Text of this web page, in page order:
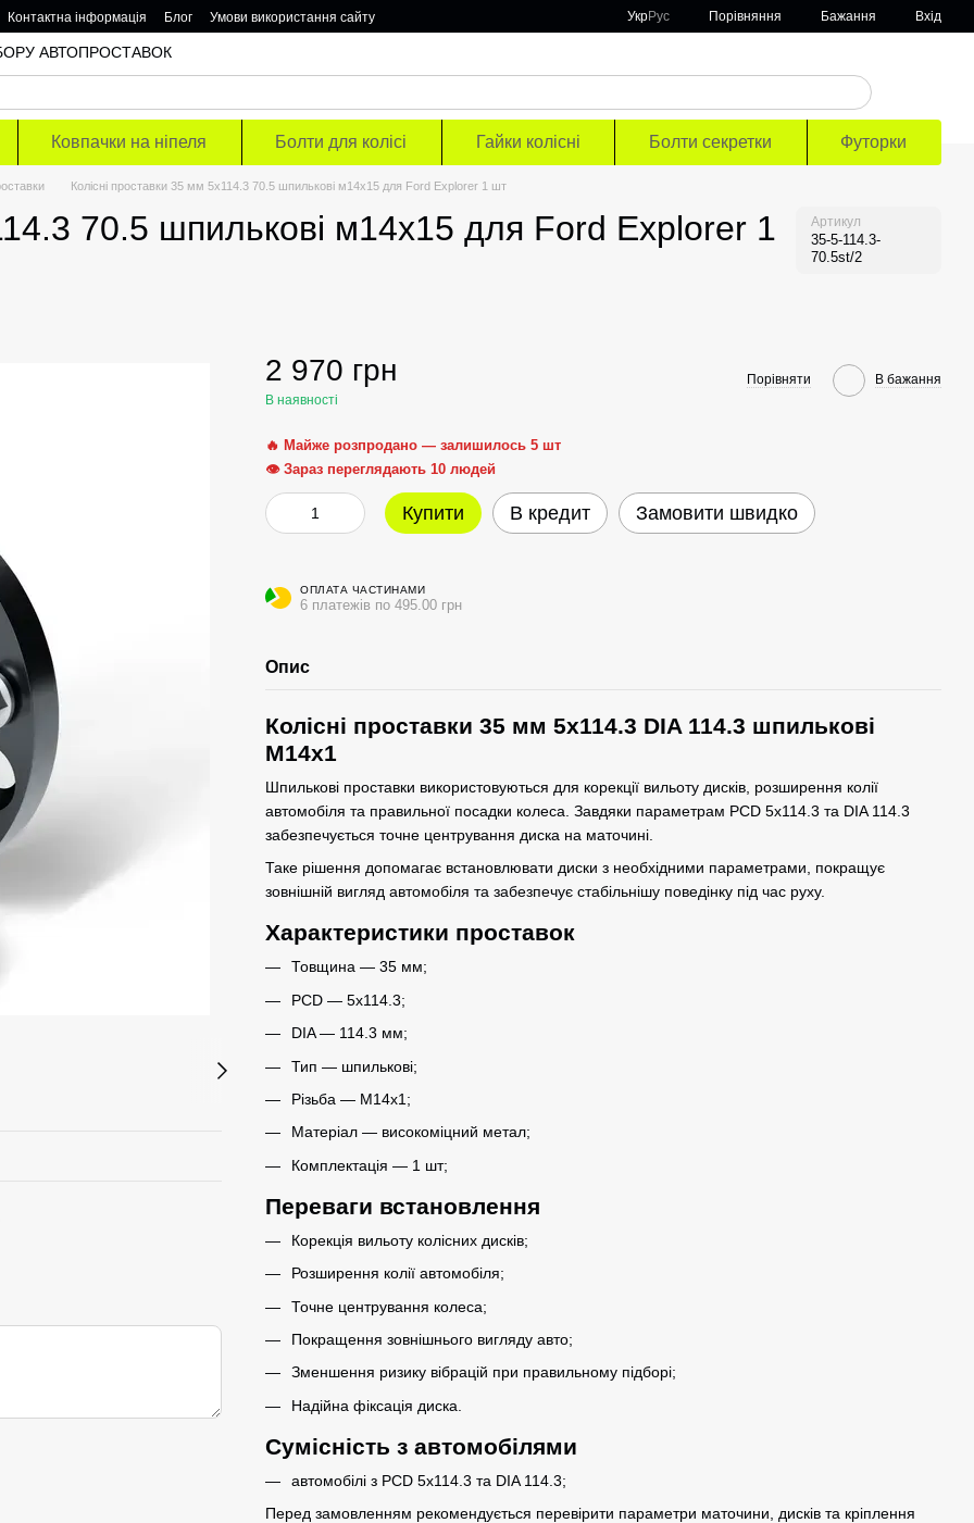
Контактна інформація Блог
Умови використання сайту
УкрРус Порівняння Бажання Вхід
АВТОПРОСТАВОК
Ковпачки на ніпеля Болти для колісі Гайки колісні Болти секретки Футорки
Колісні проставки 35 мм 5х114.3 70.5 шпилькові м14х15 для Ford Explorer 1 шт
70.5 шпилькові м14х15 для Ford Explorer 1
Артикул
35-5-114.3-
70.5st/2
2 970 грн
В наявності
Порівняти В бажання
🔥 Майже розпродано — залишилось 5 шт
👁 Зараз переглядають 10 людей
Купити В кредит Замовити швидко
ОПЛАТА ЧАСТИНАМИ
6 платежів по 495.00 грн
Опис
Колісні проставки 35 мм 5x114.3 DIA 114.3 шпилькові
M14x1
Шпилькові проставки використовуються для корекції вильоту дисків, розширення колії
автомобіля та правильної посадки колеса. Завдяки параметрам PCD 5x114.3 та DIA 114.3
забезпечується точне центрування диска на маточині.
Таке рішення допомагає встановлювати диски з необхідними параметрами, покращує
зовнішній вигляд автомобіля та забезпечує стабільнішу поведінку під час руху.
Характеристики проставок
Товщина — 35 мм;
PCD — 5x114.3;
DIA — 114.3 мм;
Тип — шпилькові;
Різьба — M14x1;
Матеріал — високоміцний метал;
Комплектація — 1 шт;
Переваги встановлення
Корекція вильоту колісних дисків;
Розширення колії автомобіля;
Точне центрування колеса;
Покращення зовнішнього вигляду авто;
Зменшення ризику вібрацій при правильному підборі;
Надійна фіксація диска.
Сумісність з автомобілями
автомобілі з PCD 5x114.3 та DIA 114.3;
Перед замовленням рекомендується перевірити параметри маточини, дисків та кріплення